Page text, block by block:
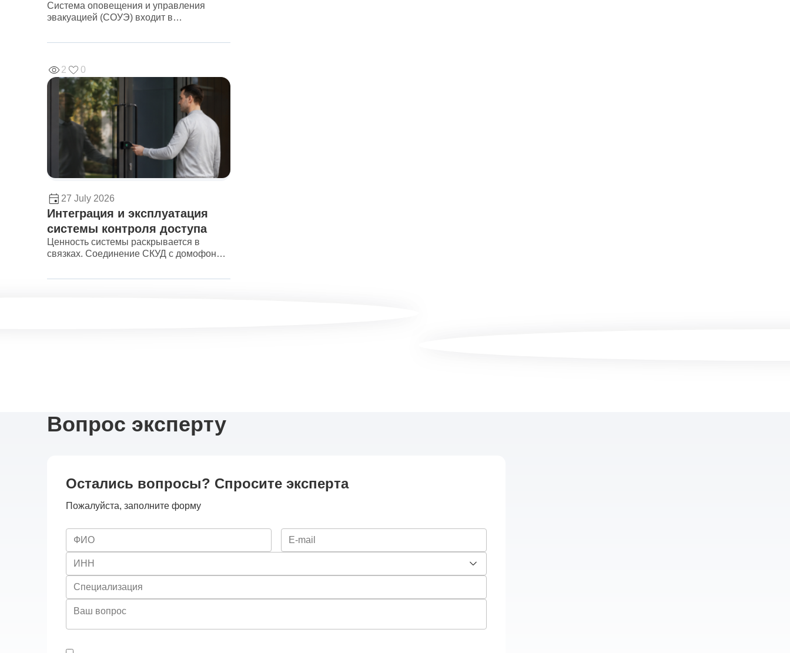
требования, оборудование и
сценарии применения
Система оповещения и управления
эвакуацией (СОУЭ) входит в
защиты здания: по сигналу от
опасности и направляет их к выходам.
2 0
27 July 2026
Интеграция и эксплуатация
системы контроля доступа
Ценность системы раскрывается в
связках. Соединение СКУД с домофоном
рабочего места, а камера у прохода
Вопрос эксперту
Остались вопросы? Спросите эксперта
Пожалуйста, заполните форму
ФИО E-mail
ИНН
Специализация
Ваш вопрос